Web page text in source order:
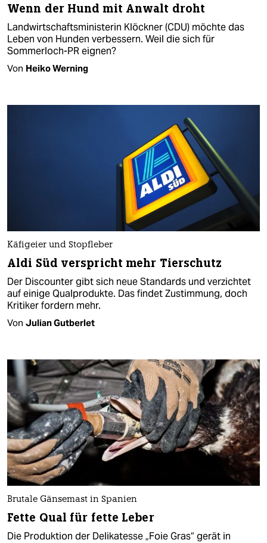
Wenn der Hund mit Anwalt droht
Landwirtschaftsministerin Klöckner (CDU) möchte das
Leben von Hunden verbessern. Weil die sich für
Sommerloch-PR eignen?
Von Heiko Werning
Käfigeier und Stopfleber
Aldi Süd verspricht mehr Tierschutz
Der Discounter gibt sich neue Standards und verzichtet
auf einige Qualprodukte. Das findet Zustimmung, doch
Kritiker fordern mehr.
Von Julian Gutberlet
Brutale Gänsemast in Spanien
Fette Qual für fette Leber
Die Produktion der Delikatesse „Foie Gras“ gerät in